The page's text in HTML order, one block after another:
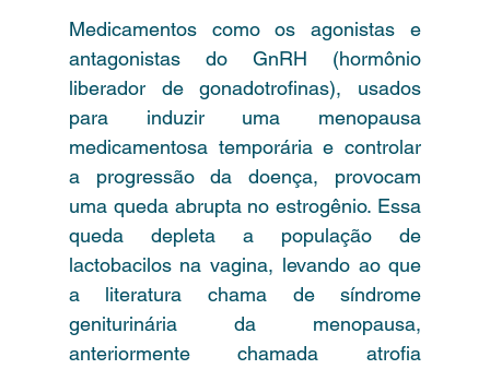
Medicamentos como os agonistas e
antagonistas do GnRH (hormônio
liberador de gonadotrofinas), usados
para induzir uma menopausa
medicamentosa temporária e controlar
a progressão da doença, provocam
uma queda abrupta no estrogênio. Essa
queda depleta a população de
lactobacilos na vagina, levando ao que
a literatura chama de síndrome
geniturinária da menopausa,
anteriormente chamada atrofia